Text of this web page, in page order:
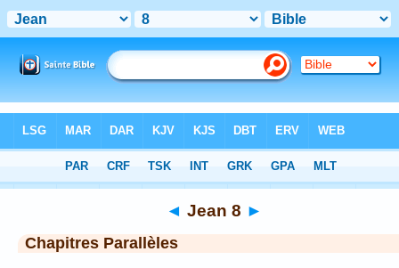
◄ Jean 8 ►
Chapitres Parallèles